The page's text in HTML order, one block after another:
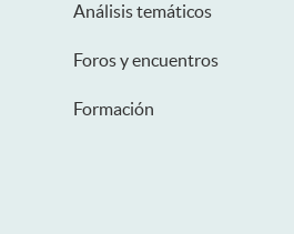
Análisis temáticos
Foros y encuentros
Formación